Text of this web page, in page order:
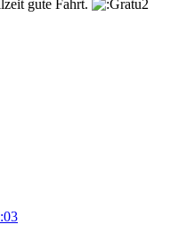
gute Fahrt.